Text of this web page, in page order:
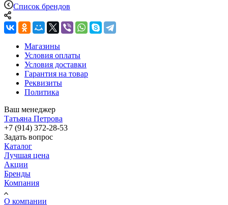
Список брендов
Магазины
Условия оплаты
Условия доставки
Гарантия на товар
Реквизиты
Политика
Ваш менеджер
Татьяна Петрова
+7 (914) 372-28-53
Задать вопрос
Каталог
Лучшая цена
Акции
Бренды
Компания
О компании